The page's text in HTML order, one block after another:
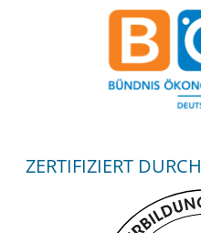
ZERTIFIZIERT DURCH